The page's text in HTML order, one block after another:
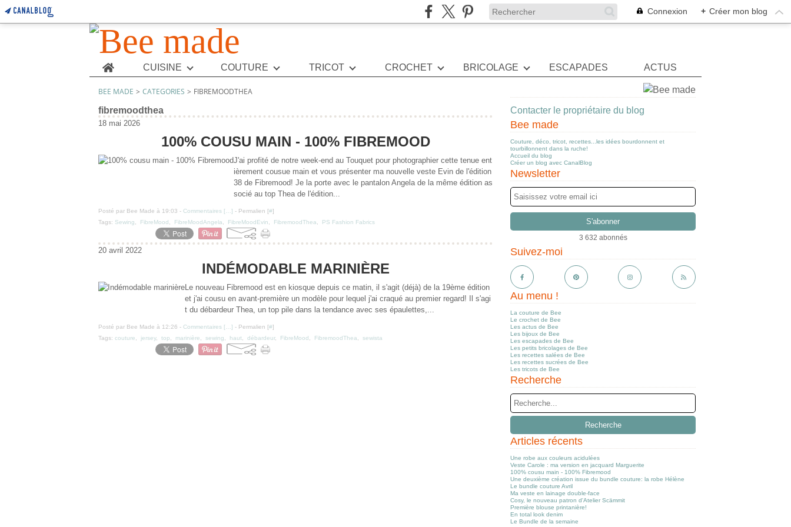
Connexion + Créer mon blog
Home CUISINE COUTURE TRICOT CROCHET BRICOLAGE ESCAPADES ACTUS
BEE MADE > CATEGORIES > FIBREMOODTHEA
fibremoodthea
18 mai 2026
100% COUSU MAIN - 100% FIBREMOOD
J'ai profité de notre week-end au Touquet pour photographier cette tenue ent
ièrement cousue main et vous présenter ma nouvelle veste Evin de l'édition
38 de Fibremood! Je la porte avec le pantalon Angela de la même édition as
socié au top Thea de l'édition...
Posté par Bee Made à 19:03 - Commentaires [ ] - Permalien [#]
Tags: Sewing FibreMood FibreMoodAngela FibreMoodEvin FibremoodThea PS Fashion Fabrics
20 avril 2022
INDÉMODABLE MARINIÈRE
Le nouveau Fibremood est en kiosque depuis ce matin, il s'agit (déjà) de la 19ème édition
et j'ai cousu en avant-première un modèle pour lequel j'ai craqué au premier regard! Il s'agi
t du débardeur Thea, un top pile dans la tendance avec ses épaulettes,...
Posté par Bee Made à 12:26 - Commentaires [ ] - Permalien [#]
Tags: couture jersey, top marinière sewing haut débardeur, FibreMood FibremoodThea sewista
Contacter le propriétaire du blog
Bee made
Couture, déco, tricot, recettes...les idées bourdonnent et
tourbillonnent dans la ruche!
Accueil du blog
Créer un blog avec CanalBlog
Newsletter
3 632 abonnés
Suivez-moi
Au menu !
La couture de Bee
Le crochet de Bee
Les actus de Bee
Les bijoux de Bee
Les escapades de Bee
Les petits bricolages de Bee
Les recettes salées de Bee
Les recettes sucrées de Bee
Les tricots de Bee
Recherche
Articles récents
Une robe aux couleurs acidulées
Veste Carole : ma version en jacquard Marguerite
100% cousu main - 100% Fibremood
Une deuxième création issue du bundle couture: la robe Hélène
Le bundle couture Avril
Ma veste en lainage double-face
Cosy, le nouveau patron d'Atelier Scämmit
Première blouse printanière!
En total look denim
Le Bundle de la semaine